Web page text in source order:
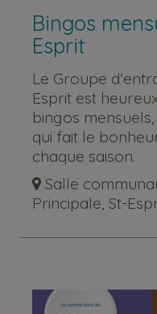
Bingos
Esprit
Le Groupe
Esprit est
bingos
qui fait le
chaque saison.
Salle
Principale, St-